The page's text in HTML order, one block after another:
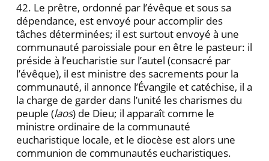
42. Le prêtre, ordonné par l’évêque et sous sa
dépendance, est envoyé pour accomplir des
tâches déterminées; il est surtout envoyé à une
communauté paroissiale pour en être le pasteur: il
préside à l’eucharistie sur l’autel (consacré par
l’évêque), il est ministre des sacrements pour la
communauté, il annonce l’Évangile et catéchise, il a
la charge de garder dans l’unité les charismes du
peuple (laos) de Dieu; il apparaît comme le
ministre ordinaire de la communauté
eucharistique locale, et le diocèse est alors une
communion de communautés eucharistiques.